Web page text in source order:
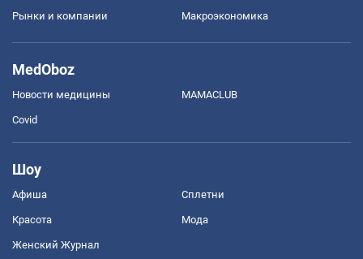
Рынки и компании Mакроэкономика
MedOboz
Новости медицины MAMACLUB
Covid
Шоу
Афиша Сплетни
Красота Мода
Женский Журнал